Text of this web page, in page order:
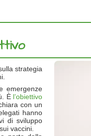
strategia
emergenze
È l’obiettivo
con un
hanno
di sviluppo
vaccini.